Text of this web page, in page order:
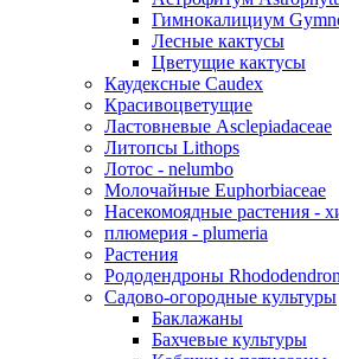
Гимнокалициум
Лесные кактусы
Цветущие кактусы
Каудексные Caudex
Красивоцветущие
Ластовневые Asclepiadaceae
Литопсы Lithops
Лотос - nelumbo
Молочайные Euphorbiaceae
Насекомоядные растения -
плюмерия - plumeria
Растения
Рододендроны Rhododendron
Садово-огородные культуры
Баклажаны
Бахчевые культуры